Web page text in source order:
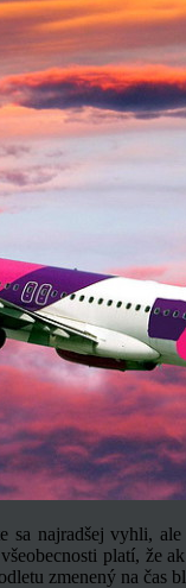
sa najradšej vyhli,
platí, že
zmenený na